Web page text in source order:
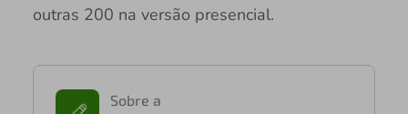
outras 200 na versão presencial.
Sobre a